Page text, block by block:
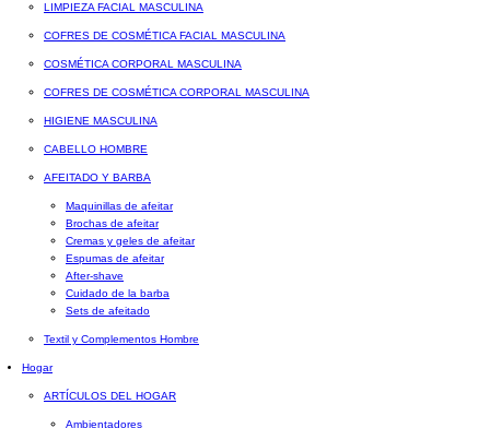
LIMPIEZA FACIAL MASCULINA
COFRES DE COSMÉTICA FACIAL MASCULINA
COSMÉTICA CORPORAL MASCULINA
COFRES DE COSMÉTICA CORPORAL MASCULINA
HIGIENE MASCULINA
CABELLO HOMBRE
AFEITADO Y BARBA
Maquinillas de afeitar
Brochas de afeitar
Cremas y geles de afeitar
Espumas de afeitar
After-shave
Cuidado de la barba
Sets de afeitado
Textil y Complementos Hombre
Hogar
ARTÍCULOS DEL HOGAR
Ambientadores